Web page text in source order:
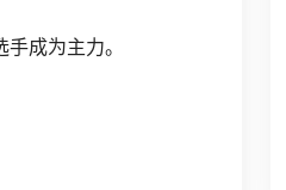
成为主力。